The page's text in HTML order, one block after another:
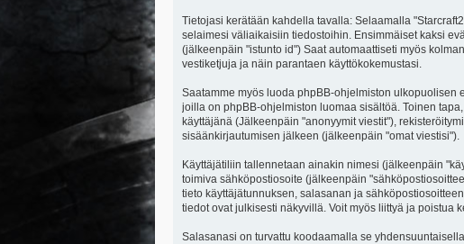
Tietojasi kerätään kahdella tavalla: Selaamalla
selaimesi väliaikaisiin tiedostoihin. Ensimmäiset kaksi
(jälkeenpäin "istunto id") Saat automaattiseti myös
vestiketjuja ja näin parantaen käyttökokemustasi.
Saatamme myös luoda phpBB-ohjelmiston ulkopuolisen
joilla on phpBB-ohjelmiston luomaa sisältöä. Toinen
käyttäjänä (Jälkeenpäin "anonyymit viestit"),
sisäänkirjautumisen jälkeen (jälkeenpäin "omat viestisi").
Käyttäjätiliin tallennetaan ainakin nimesi (jälkeenpäin
toimiva sähköpostiosoite (jälkeenpäin
tieto käyttäjätunnuksen, salasanan ja
tiedot ovat julkisesti näkyvillä. Voit myös liittyä ja poistua
Salasanasi on turvattu koodaamalla se